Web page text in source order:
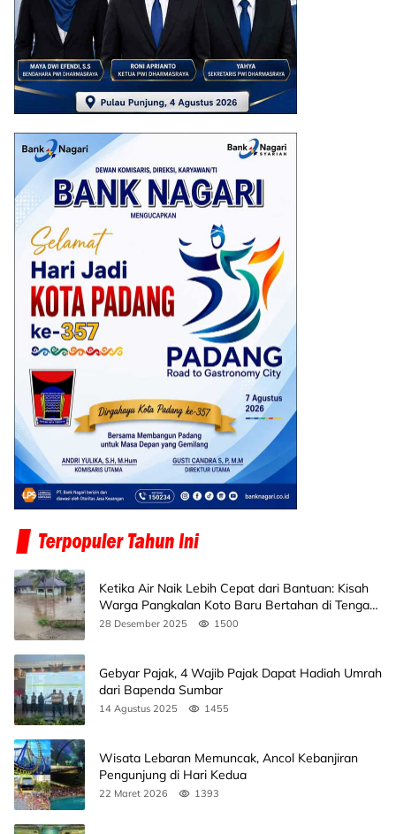
Ketika Air Naik Lebih Cepat dari Bantuan: Kisah
Warga Pangkalan Koto Baru Bertahan di Tengah
Banjir
28 Desember 2025 1500
Gebyar Pajak, 4 Wajib Pajak Dapat Hadiah Umrah
dari Bapenda Sumbar
14 Agustus 2025 1455
Wisata Lebaran Memuncak, Ancol Kebanjiran
Pengunjung di Hari Kedua
22 Maret 2026 1393